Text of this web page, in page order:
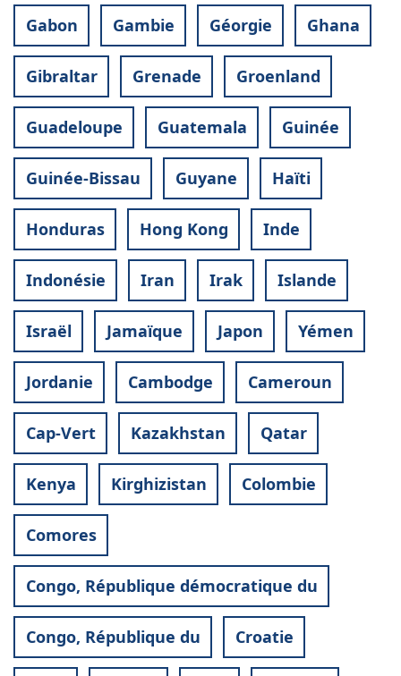
Gabon Gambie Géorgie Ghana
Gibraltar Grenade Groenland
Guadeloupe Guatemala Guinée
Guinée-Bissau Guyane Haïti
Honduras Hong Kong Inde
Indonésie Iran Irak Islande
Israël Jamaïque Japon Yémen
Jordanie Cambodge Cameroun
Cap-Vert Kazakhstan Qatar
Kenya Kirghizistan Colombie
Comores
Congo, République démocratique du
Congo, République du Croatie